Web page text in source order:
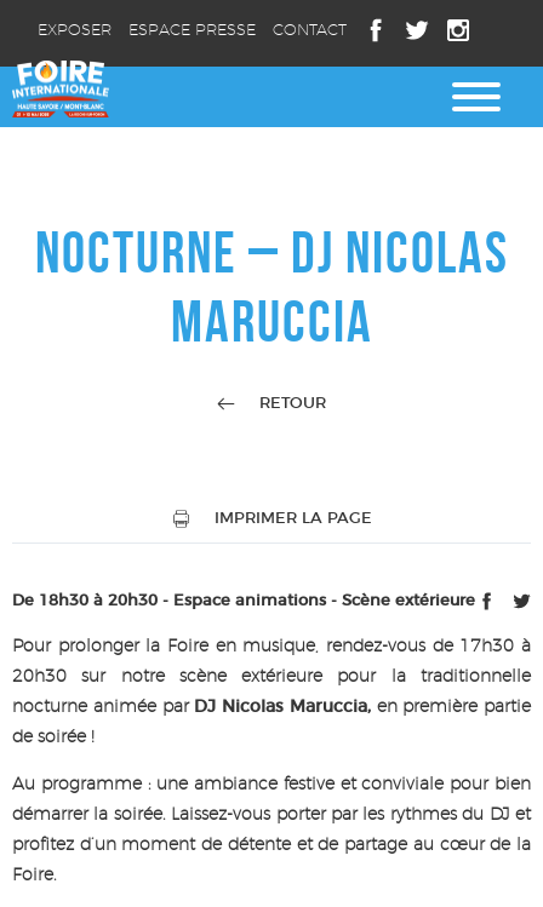
EXPOSER ESPACE PRESSE CONTACT
NOCTURNE – DJ NICOLAS
MARUCCIA
RETOUR
IMPRIMER LA PAGE
De 18h30 à 20h30 - Espace animations - Scène extérieure
Pour prolonger la Foire en musique, rendez-vous de 17h30 à
20h30 sur notre scène extérieure pour la traditionnelle
nocturne animée par DJ Nicolas Maruccia, en première partie
de soirée !
Au programme : une ambiance festive et conviviale pour bien
démarrer la soirée. Laissez-vous porter par les rythmes du DJ et
profitez d’un moment de détente et de partage au cœur de la
Foire.